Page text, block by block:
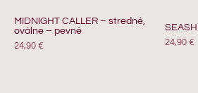
MIDNIGHT CALLER – stredné,
oválne – pevné
24,90 €
24,90 €